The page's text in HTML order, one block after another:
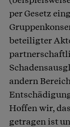
per Gesetz
beteiligter
andern
Hoffen wir,
getragen ist